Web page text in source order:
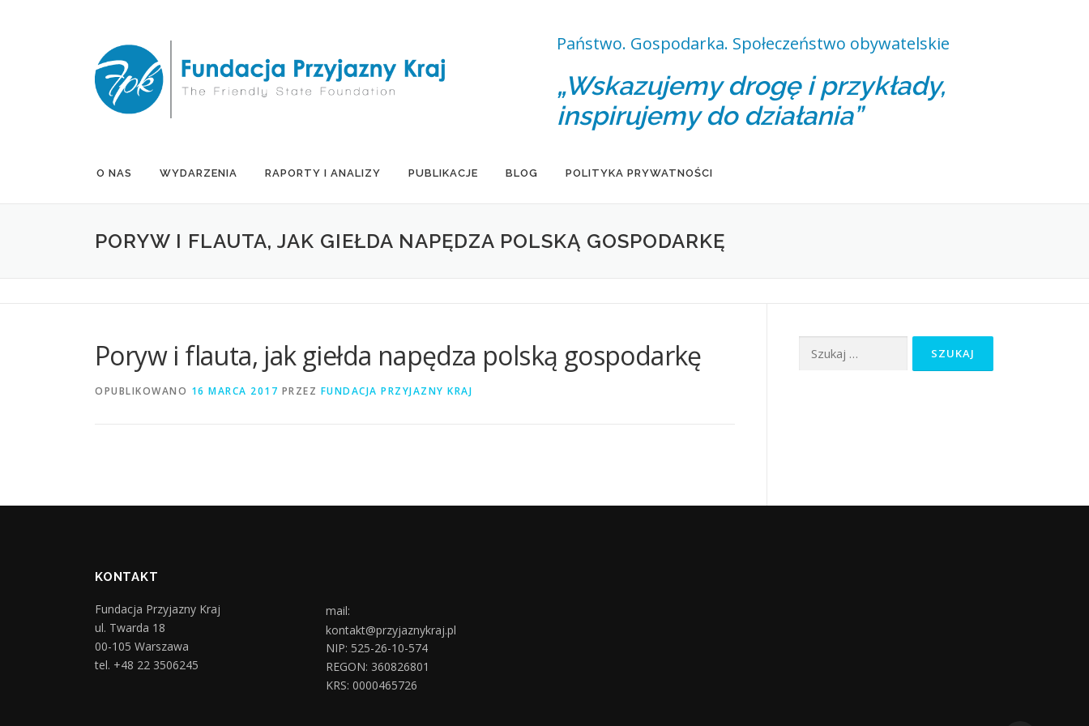
Państwo. Gospodarka. Społeczeństwo obywatelskie
„Wskazujemy drogę i przykłady,
inspirujemy do działania”
O NAS WYDARZENIA RAPORTY I ANALIZY PUBLIKACJE BLOG POLITYKA PRYWATNOŚCI
PORYW I FLAUTA, JAK GIEŁDA NAPĘDZA POLSKĄ GOSPODARKĘ
Poryw i flauta, jak giełda napędza polską gospodarkę
OPUBLIKOWANO 16 MARCA 2017 PRZEZ FUNDACJA PRZYJAZNY KRAJ
KONTAKT
Fundacja Przyjazny Kraj
ul. Twarda 18
00-105 Warszawa
tel. +48 22 3506245
mail:
kontakt@przyjaznykraj.pl
NIP: 525-26-10-574
REGON: 360826801
KRS: 0000465726